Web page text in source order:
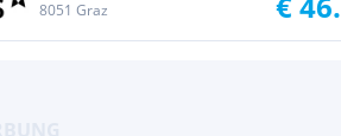
8051 Graz